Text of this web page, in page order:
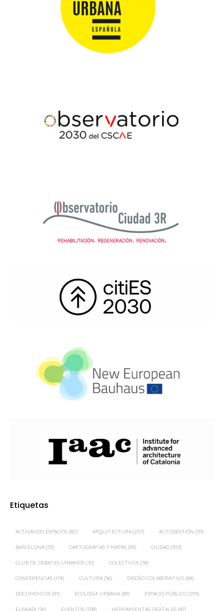
Etiquetas
ACTIVANDO ESPACIOS (82) ARQUITECTURA (257) AUTOGESTIÓN (59)
BARCELONA (55) CARTOGRAFÍAS Y MAPAS (90) CIUDAD (553)
CLUB DE DEBATES URBANOS (70) COLECTIVOS (58)
CONFERENCIAS (174) CULTURA (56) DISEÑO COLABORATIVO (84)
DOCUMENTOS (81) ECOLOGÍA URBANA (89) ESPACIO PÚBLICO (293)
EUSKADI (56) EVENTOS (298) HERRAMIENTAS DIGITALES (87)